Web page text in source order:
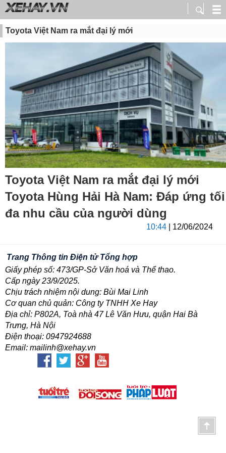
Toyota Việt Nam ra mắt đại lý mới
Toyota Việt Nam ra mắt đại lý mới
Toyota Hùng Hải Hà Nam: Đáp ứng tối
đa nhu cầu của người dùng
10:44 | 12/06/2024
Trang Thông tin Điện tử Tổng hợp
Giấy phép số: 473/GP-Sở Văn hoá và Thể thao.
Cấp ngày 23/9/2025.
Chịu trách nhiệm nội dung: Bùi Mai Linh
Cơ quan chủ quản: Công ty TNHH Xe Hay
Địa chỉ: P802A, Toà nhà 47 Lê Văn Hưu, quận Hai Bà
Trưng, Hà Nội
Điện thoại: 0947924688
Email: mailinh@xehay.vn